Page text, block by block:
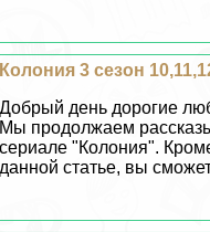
Колония 3 сезон
Добрый день дорогие
Мы продолжаем
сериале "Колония".
данной статье, вы